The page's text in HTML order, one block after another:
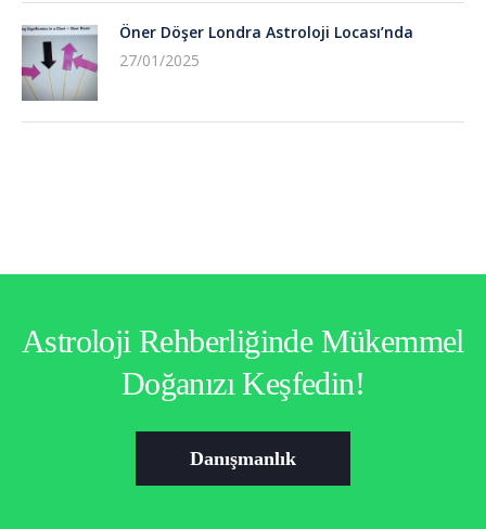
Öner Döşer Londra Astroloji Locası’nda
27/01/2025
Astroloji Rehberliğinde Mükemmel
Doğanızı Keşfedin!
Danışmanlık